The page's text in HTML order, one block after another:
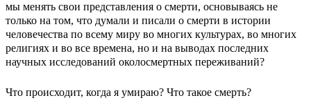
мы менять свои представления о смерти, основываясь не
только на том, что думали и писали о смерти в истории
человечества по всему миру во многих культурах, во многих
религиях и во все времена, но и на выводах последних
научных исследований околосмертных переживаний?
Что происходит, когда я умираю? Что такое смерть?